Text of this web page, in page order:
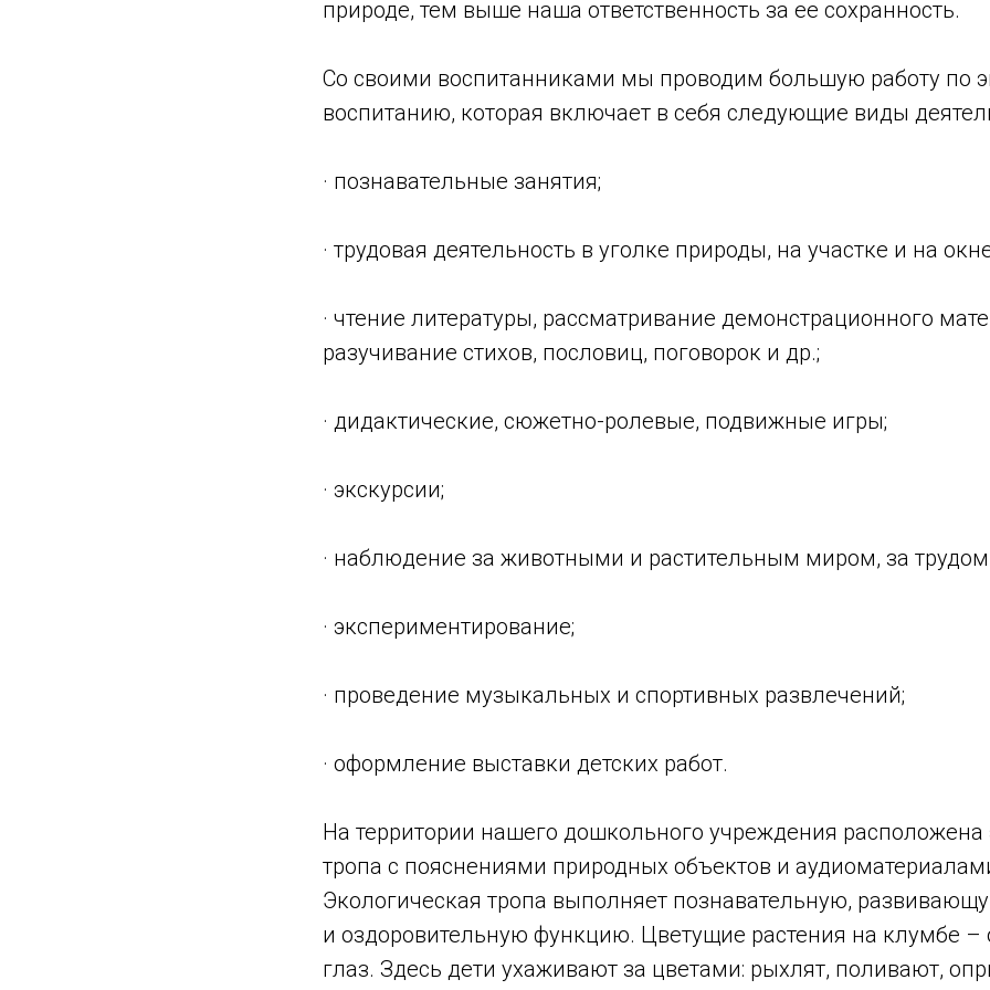
природе, тем выше наша ответственность за ее сохранность.
Со своими воспитанниками мы проводим большую работу по
воспитанию, которая включает в себя следующие виды
· познавательные занятия;
· трудовая деятельность в уголке природы, на участке и на
· чтение литературы, рассматривание демонстрационного
разучивание стихов, пословиц, поговорок и др.;
· дидактические, сюжетно-ролевые, подвижные игры;
· экскурсии;
· наблюдение за животными и растительным миром, за
· экспериментирование;
· проведение музыкальных и спортивных развлечений;
· оформление выставки детских работ.
На территории нашего дошкольного учреждения расположена
тропа с пояснениями природных объектов и
Экологическая тропа выполняет познавательную,
и оздоровительную функцию. Цветущие растения на клумбе –
глаз. Здесь дети ухаживают за цветами: рыхлят, поливают,